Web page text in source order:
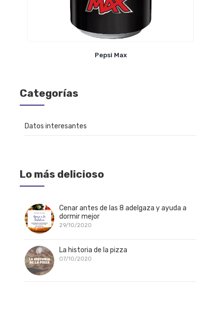
Pepsi Max
Categorías
Datos interesantes
Lo más delicioso
Cenar antes de las 8 adelgaza y ayuda a
dormir mejor
29/10/2020
La historia de la pizza
07/10/2020